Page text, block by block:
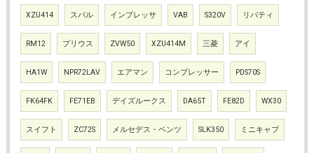
XZU414 スバル インプレッサ VAB S320V リバティ
RM12 プリウス ZVW50 XZU414M 三菱 アイ
HA1W NPR72LAV エアマン コンプレッサー PDS70S
FK64FK FE71EB デイズルークス DA65T FE82D WX30
スイフト ZC72S メルセデス・ベンツ SLK350 ミニキャブ